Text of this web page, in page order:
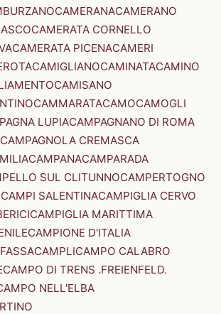
CAMERANACAMERANO
CAMERATA CORNELLO
CAMERATA PICENACAMERI
CAMIGLIANOCAMINATACAMINO
CAMISANO
CAMMARATACAMOCAMOGLI
LUPIACAMPAGNANO DI ROMA
CAMPAGNOLA CREMASCA
CAMPANACAMPARADA
SUL CLITUNNOCAMPERTOGNO
CAMPI SALENTINACAMPIGLIA CERVO
CAMPIGLIA MARITTIMA
CAMPIONE D'ITALIA
CAMPLICAMPO CALABRO
CAMPO DI TRENS .FREIENFELD.
NELL'ELBA